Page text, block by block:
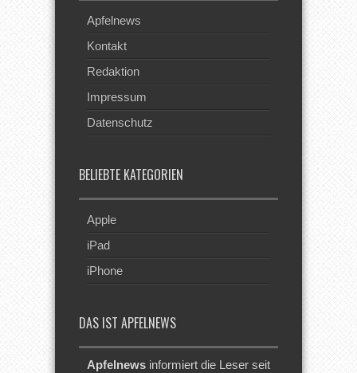
Apfelnews
Kontakt
Redaktion
Impressum
Datenschutz
BELIEBTE KATEGORIEN
Apple
iPad
iPhone
DAS IST APFELNEWS
Apfelnews informiert die Leser seit